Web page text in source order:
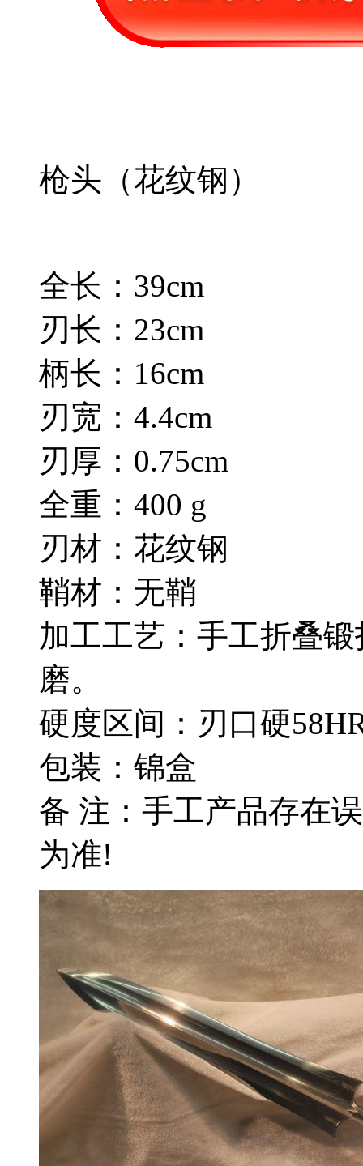
枪头（花纹钢）
全长：39cm
刃长：23cm
柄长：16cm
刃宽：4.4cm
刃厚：0.75cm
全重：400 g
刃材：花纹钢
鞘材：无鞘
加工工艺：手工折叠
磨。
硬度区间：刃口硬
包装：锦盒
备 注：手工产品存在
为准!